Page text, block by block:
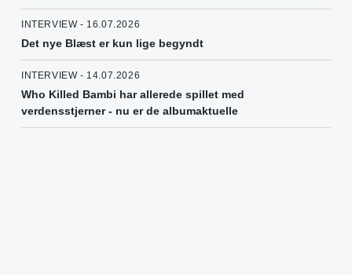
INTERVIEW - 16.07.2026
Det nye Blæst er kun lige begyndt
INTERVIEW - 14.07.2026
Who Killed Bambi har allerede spillet med
verdensstjerner - nu er de albumaktuelle